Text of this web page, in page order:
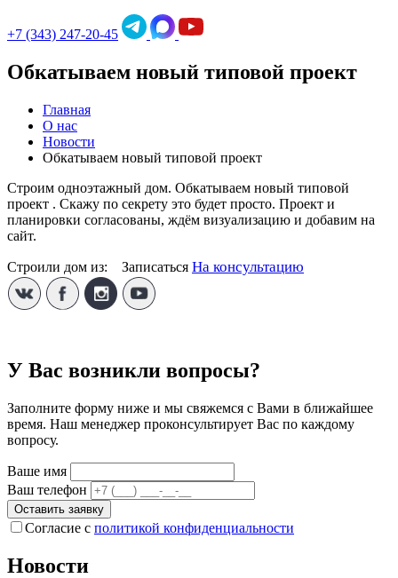
+7 (343) 247-20-45
Обкатываем новый типовой проект
Главная
О нас
Новости
Обкатываем новый типовой проект
Строим одноэтажный дом. Обкатываем новый типовой
проект . Скажу по секрету это будет просто. Проект и
планировки согласованы, ждём визуализацию и добавим на
сайт.
Строили дом из: Записаться На консультацию
У Вас возникли вопросы?
Заполните форму ниже и мы свяжемся с Вами в ближайшее
время. Наш менеджер проконсультирует Вас по каждому
вопросу.
Ваше имя
Ваш телефон
Оставить заявку
Согласие с политикой конфиденциальности
Новости